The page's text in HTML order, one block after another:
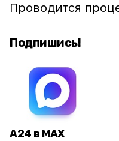
Проводится
Подпишись!
А24 в MAX